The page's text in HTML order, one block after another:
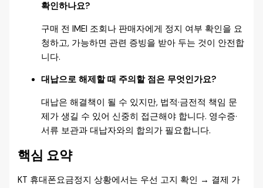
확인하나요?
구매 전 IMEI 조회나 판매자에게 정지 여부 확인을 요
청하고, 가능하면 관련 증빙을 받아 두는 것이 안전합
니다.
대납으로 해제할 때 주의할 점은 무엇인가요?
대납은 해결책이 될 수 있지만, 법적·금전적 책임 문
제가 생길 수 있어 신중히 접근해야 합니다. 영수증·
서류 보관과 대납자와의 합의가 필요합니다.
핵심 요약
KT 휴대폰요금정지 상황에서는 우선 고지 확인 → 결제 가